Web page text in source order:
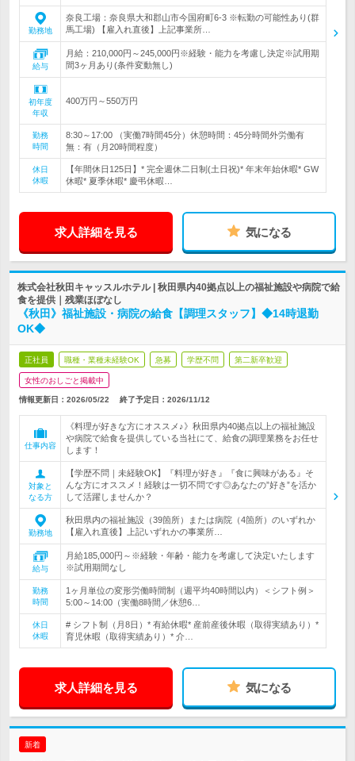
勤務地
奈良工場：奈良県大和郡山市今国府町6-3 ※転勤の可能性あり(群
馬工場) 【雇入れ直後】上記事業所…
給与
月給：210,000円～245,000円※経験・能力を考慮し決定※試用期
間3ヶ月あり(条件変動無し)
初年度
年収
400万円～550万円
勤務
時間
8:30～17:00 （実働7時間45分）休憩時間：45分時間外労働有
無：有（月20時間程度）
休日
休暇
【年間休日125日】* 完全週休二日制(土日祝)* 年末年始休暇* GW
休暇* 夏季休暇* 慶弔休暇…
求人詳細を見る 気になる
株式会社秋田キャッスルホテル | 秋田県内40拠点以上の福祉施設や病院で給
食を提供｜残業ほぼなし
《秋田》福祉施設・病院の給食【調理スタッフ】◆14時退勤
OK◆
正社員 職種・業種未経験OK 急募 学歴不問 第二新卒歓迎
女性のおしごと掲載中
情報更新日：2026/05/22 終了予定日： 2026/11/12
仕事内容
《料理が好きな方にオススメ♪》秋田県内40拠点以上の福祉施設
や病院で給食を提供している当社にて、給食の調理業務をお任せ
します！
対象と
なる方
【学歴不問｜未経験OK】『料理が好き』『食に興味がある』そ
んな方にオススメ！経験は一切不問です◎あなたの”好き”を活か
して活躍しませんか？
勤務地
秋田県内の福祉施設（39箇所）または病院（4箇所）のいずれか
【雇入れ直後】上記いずれかの事業所…
給与
月給185,000円～※経験・年齢・能力を考慮して決定いたします
※試用期間なし
勤務
時間
1ヶ月単位の変形労働時間制（週平均40時間以内）＜シフト例＞
5:00～14:00（実働8時間／休憩6…
休日
休暇
# シフト制（月8日）* 有給休暇* 産前産後休暇（取得実績あり）*
育児休暇（取得実績あり）* 介…
求人詳細を見る 気になる
新着